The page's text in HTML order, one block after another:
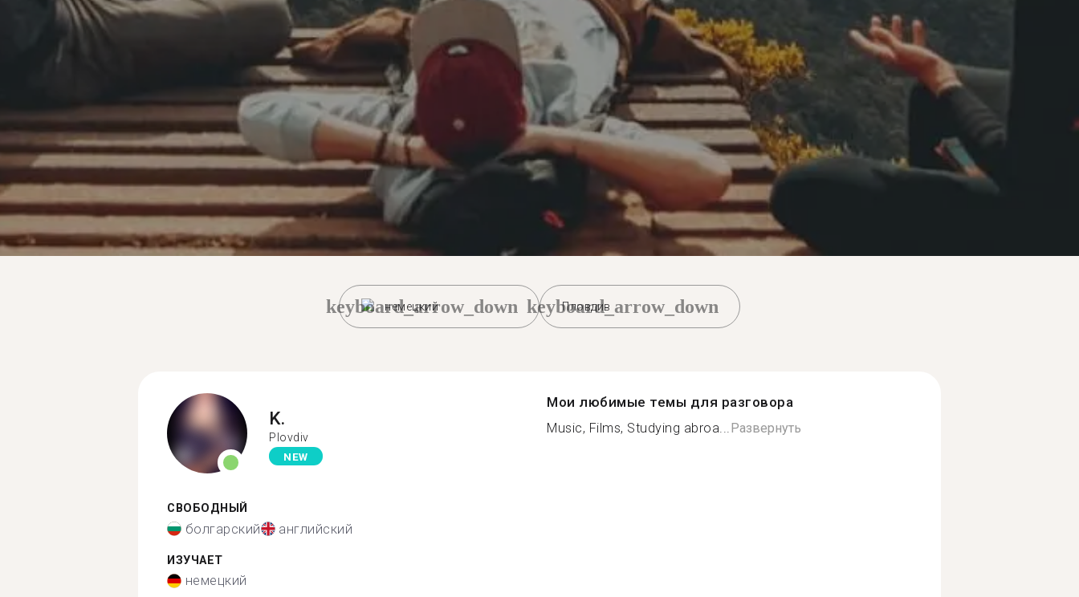
немецкий
keyboard_arrow_down Пловдив
keyboard_arrow_down
K.
Plovdiv
NEW
СВОБОДНЫЙ
болгарский английский
ИЗУЧАЕТ
немецкий
Мои любимые темы для разговора
Music, Films, Studying abroa...Развернуть